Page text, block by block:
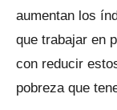
aumentan los
que trabajar en
con reducir
pobreza que